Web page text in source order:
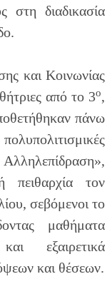
στη διαδικασία
και Κοινωνίας
από το 3ο,
πάνω
πειθαρχία τον
σεβόμενοι το
μαθήματα
εξαιρετικά
και θέσεων.